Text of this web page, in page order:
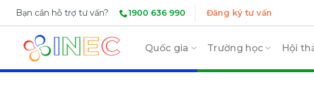
Skip
content
Bạn cần hỗ trợ tư vấn? 1900 636 990 Đăng ký tư vấn
Quốc gia Trường học Hội